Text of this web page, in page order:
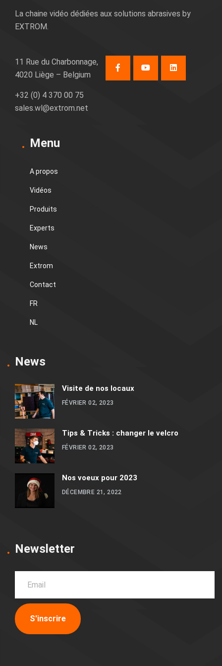
La chaine vidéo dédiées aux solutions abrasives by
EXTROM.
11 Rue du Charbonnage,
4020 Liège – Belgium
+32 (0) 4 370 00 75
sales.wl@extrom.net
Menu
A propos
Vidéos
Produits
Experts
News
Extrom
Contact
FR
NL
News
Visite de nos locaux
FÉVRIER 02, 2023
Tips & Tricks : changer le velcro
FÉVRIER 02, 2023
Nos voeux pour 2023
DÉCEMBRE 21, 2022
Newsletter
S'inscrire